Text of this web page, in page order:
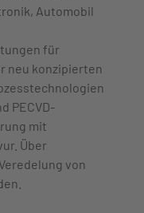
Automobil
für
neu konzipierten
PECVD-
mit
Über
von